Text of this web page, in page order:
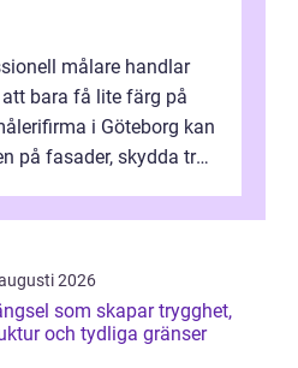
målare handlar
bara få lite färg på
i Göteborg kan
på fasader, skydda trä
2026
som skapar trygghet,
och tydliga gränser